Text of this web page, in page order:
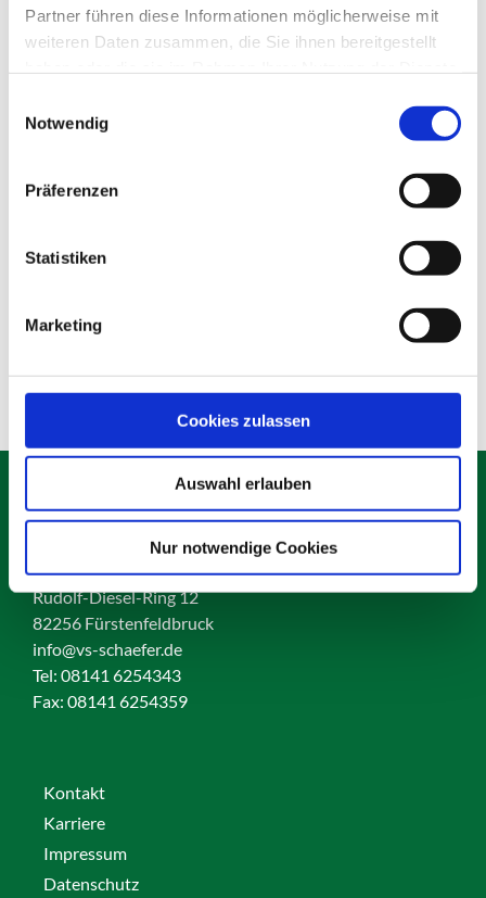
Partner führen diese Informationen möglicherweise mit
weiteren Daten zusammen, die Sie ihnen bereitgestellt
Notwendig
Präferenzen
Statistiken
Marketing
Cookies zulassen
Auswahl erlauben
Nur notwendige Cookies
Produktdetails Details
Schäfer Verleihservice
Rudolf-Diesel-Ring 12
82256 Fürstenfeldbruck
info@vs-schaefer.de
Tel: 08141 6254343
Fax: 08141 6254359
Kontakt
Karriere
Impressum
Datenschutz